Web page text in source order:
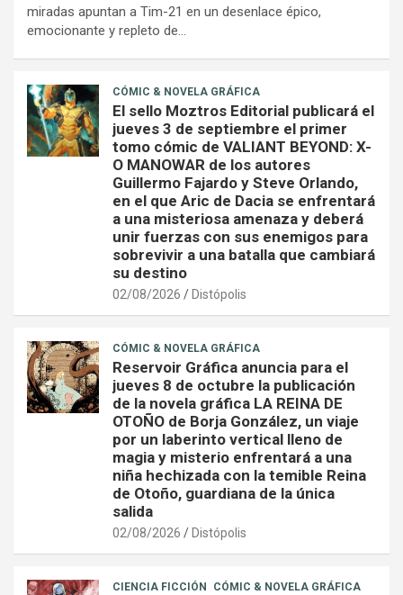
miradas apuntan a Tim-21 en un desenlace épico,
emocionante y repleto de…
CÓMIC & NOVELA GRÁFICA
El sello Moztros Editorial publicará el
jueves 3 de septiembre el primer
tomo cómic de VALIANT BEYOND: X-
O MANOWAR de los autores
Guillermo Fajardo y Steve Orlando,
en el que Aric de Dacia se enfrentará
a una misteriosa amenaza y deberá
unir fuerzas con sus enemigos para
sobrevivir a una batalla que cambiará
su destino
02/08/2026 Distópolis
CÓMIC & NOVELA GRÁFICA
Reservoir Gráfica anuncia para el
jueves 8 de octubre la publicación
de la novela gráfica LA REINA DE
OTOÑO de Borja González, un viaje
por un laberinto vertical lleno de
magia y misterio enfrentará a una
niña hechizada con la temible Reina
de Otoño, guardiana de la única
salida
02/08/2026 Distópolis
CIENCIA FICCIÓN CÓMIC & NOVELA GRÁFICA